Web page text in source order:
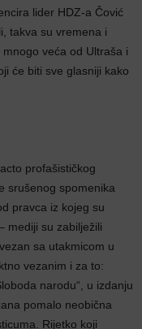
lider HDZ-a Čović
takva su vremena i
veća od Ultraša i
će biti sve glasniji kako
profašističkog
srušenog spomenika
pravca iz kojeg su
mediji su zabilježili
sa utakmicom u
vezanim i za to:
narodu“, u izdanju
pomalo neobična
Rijetko koji